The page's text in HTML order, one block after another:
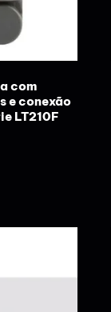
com
e conexão
LT210F